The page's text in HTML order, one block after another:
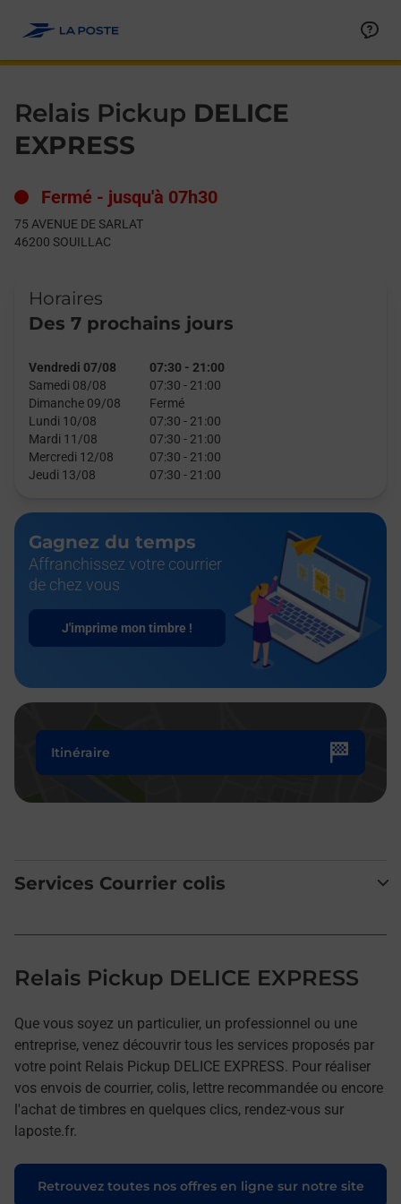
Relais Pickup DELICE
EXPRESS
Fermé - jusqu'à 07h30
75 AVENUE DE SARLAT
46200 SOUILLAC
Horaires
Des 7 prochains jours
Vendredi 07/08 07:30 - 21:00
Samedi 08/08
07:30 - 21:00
Dimanche 09/08
Fermé
Lundi 10/08
07:30 - 21:00
Mardi 11/08
07:30 - 21:00
Mercredi 12/08
07:30 - 21:00
Jeudi 13/08
07:30 - 21:00
Gagnez du temps
Affranchissez votre courrier
de chez vous
J'imprime mon timbre !
Itinéraire
Services Courrier colis
Relais Pickup DELICE EXPRESS
Que vous soyez un particulier, un professionnel ou une
entreprise, venez découvrir tous les services proposés par
votre point Relais Pickup DELICE EXPRESS. Pour réaliser
vos envois de courrier, colis, lettre recommandée ou encore
l'achat de timbres en quelques clics, rendez-vous sur
laposte.fr.
Retrouvez toutes nos offres en ligne sur notre site